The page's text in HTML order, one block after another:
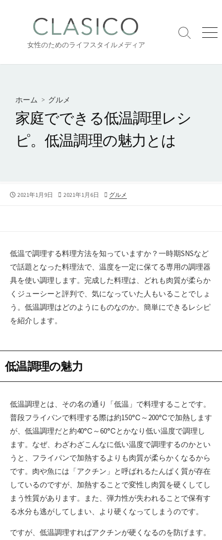
へ
女性のためのライフスタイルメディア
検
り
メ
ー
ホーム > グルメ
家庭でできる低温調理レシ
ピ。低温調理の魅力とは
公
2021年1月9日
最
2021年1月6日
カ
グルメ
低温で調理する料理方法を知っていますか？一時期SNSなど
で話題となった料理法で、温度を一定に保てる専用の調理器
具を使い調理します。完成した料理は、どれも肉質が柔らか
くジューシーと評判で、気になっていた人もいることでしょ
う。低温調理はどのようにものなのか。簡単にできるレシピ
を紹介します。
低温調理の魅力
低温調理とは、その名の通り「低温」で料理することです。
普段フライパンで料理する際は約150℃～200℃で加熱します
が、低温調理だと約40℃～60℃とかなり低い温度で調理し
ます。なぜ、わざわざこんなに低い温度で調理するのかとい
うと、フライパンで加熱するよりも肉質が柔らかくなるから
です。肉や魚には「アクチン」と呼ばれるたんぱく質が存在
しているのですが、加熱することで変性し肉質を硬くしてし
まう性質があります。また、弾力性が失われることで保有す
る水分も逃がしてしまい、より硬くなってしまうのです。
ですが、低温調理すればアクチンが硬くなるのを防げます。